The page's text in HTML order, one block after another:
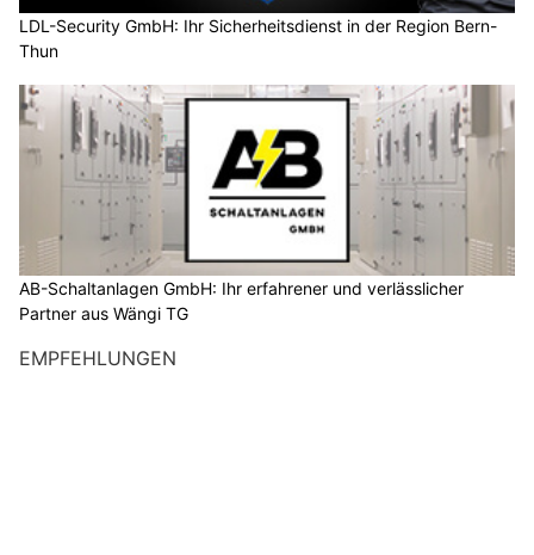
LDL-Security GmbH: Ihr Sicherheitsdienst in der Region Bern-
Thun
AB-Schaltanlagen GmbH: Ihr erfahrener und verlässlicher
Partner aus Wängi TG
EMPFEHLUNGEN